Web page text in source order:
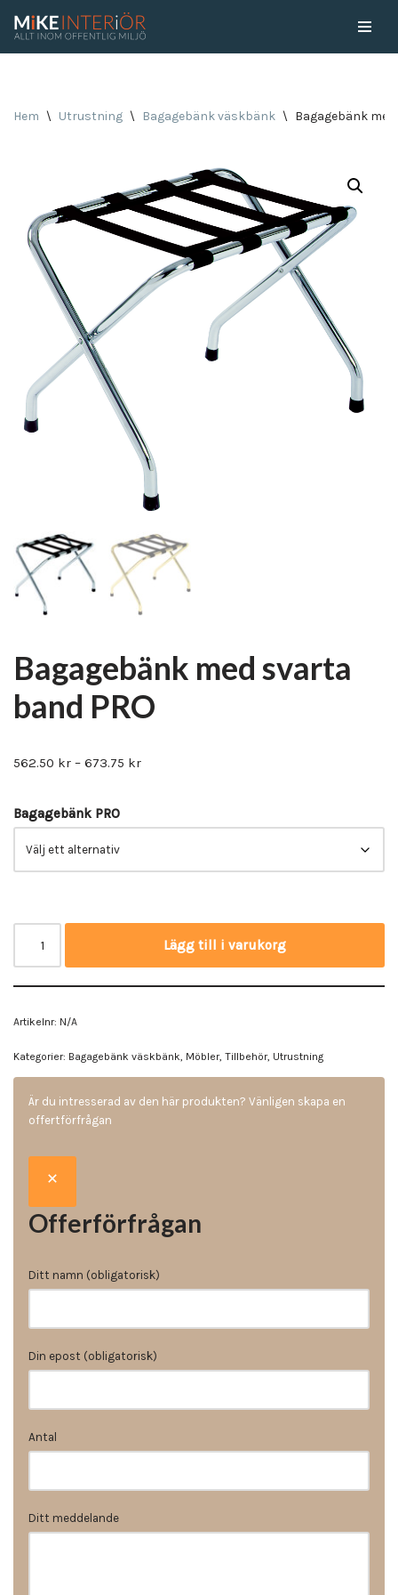
Hem \ Utrustning \ Bagagebänk väskbänk \ Bagagebänk
Bagagebänk med svarta
band PRO
562.50 kr – 673.75 kr
Bagagebänk PRO
Lägg till i varukorg
Artikelnr: N/A
Kategorier: Bagagebänk väskbänk, Möbler, Tillbehör, Utrustning
Är du intresserad av den här produkten? Vänligen skapa en
offertförfrågan
Offerförfrågan
Ditt namn (obligatorisk)
Din epost (obligatorisk)
Antal
Ditt meddelande